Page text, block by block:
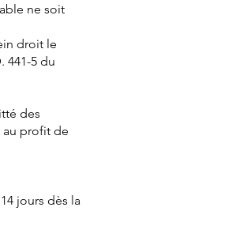
ne soit
droit le
441-5 du
des
au profit de
jours dès la